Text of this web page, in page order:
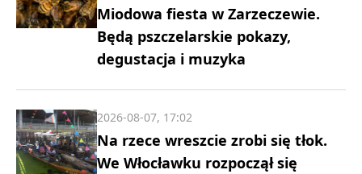
Miodowa fiesta w Zarzeczewie.
Będą pszczelarskie pokazy,
degustacja i muzyka
Na rzece wreszcie zrobi się tłok.
We Włocławku rozpoczął się
2026-08-07, 17:02